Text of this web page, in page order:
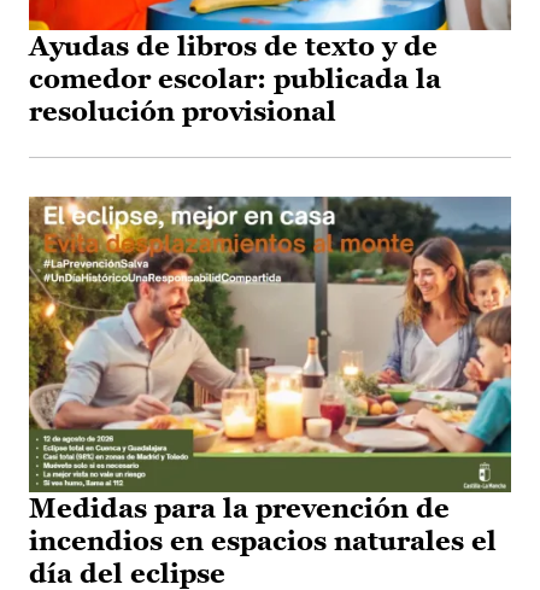
Ayudas de libros de texto y de
comedor escolar: publicada la
resolución provisional
Medidas para la prevención de
incendios en espacios naturales el
día del eclipse